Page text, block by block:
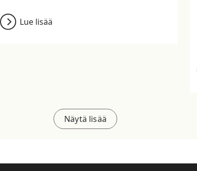
Lue lisää
Näytä lisää